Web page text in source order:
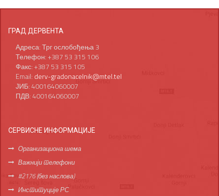
ГРАД ДЕРВЕНТА
Адреса: Трг ослобођења 3
Телефон: +387 53 315 106
Факс: +387 53 315 105
Email: derv-gradonacelnik@mtel.tel
ЈИБ: 400164060007
ПДВ: 400164060007
СЕРВИСНЕ ИНФОРМАЦИЈЕ
Организациона шема
Важнији телефони
#2176 (без наслова)
Институције РС